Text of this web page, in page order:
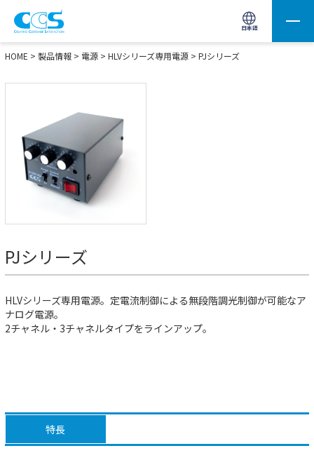
日本語
画像処理用の製品検索 サイト内検索(Enterで実行)
HOME > 製品情報 > 電源 > HLVシリーズ専用電源 > PJシリーズ
PJシリーズ
HLVシリーズ専用電源。定電流制御による無段階調光制御が可能なア
ナログ電源。
2チャネル・3チャネルタイプをラインアップ。
特長